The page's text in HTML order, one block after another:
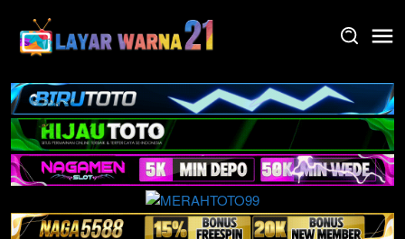
content